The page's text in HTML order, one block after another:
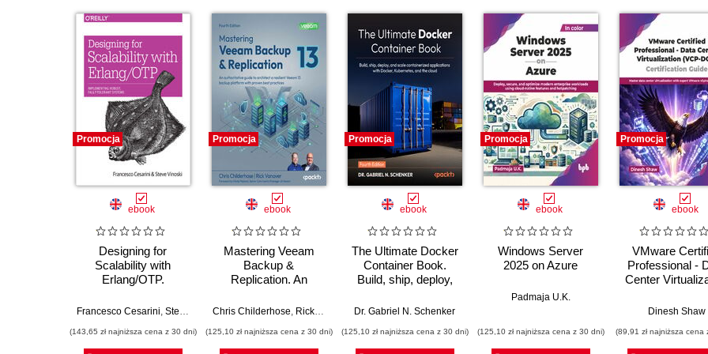
Promocja
ebook
Designing for
Scalability with
Erlang/OTP.
Fault-Tolerant
Francesco Cesarini, Steve Vinoski
(143,65 zł najniższa cena z 30 dni)
Promocja
ebook
Mastering Veeam
Backup &
Replication. An
architect a resilient
platform with proven
best practices -
Chris Childerhose, Rick Vanover ,Nikola Pejková
(125,10 zł najniższa cena z 30 dni)
Promocja
ebook
The Ultimate Docker
Container Book.
Build, ship, deploy,
containerized
Docker, Kubernetes,
and the cloud - Fourth
Dr. Gabriel N. Schenker
(125,10 zł najniższa cena z 30 dni)
Promocja
ebook
Windows Server
2025 on Azure
Padmaja U.K.
(125,10 zł najniższa cena z 30 dni)
Promocja
ebook
VMware
Professional -
Center
Certification
Dinesh Shaw
(89,91 zł najniższa cena